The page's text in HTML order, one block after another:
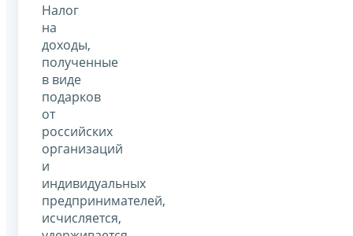
Налог
на
доходы,
полученные
в виде
подарков
от
российских
организаций
и
индивидуальных
предпринимателей,
исчисляется,